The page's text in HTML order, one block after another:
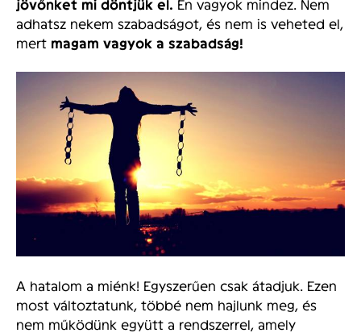
jövőnket mi döntjük el. Én vagyok mindez. Nem
adhatsz nekem szabadságot, és nem is veheted el,
mert magam vagyok a szabadság!
A hatalom a miénk! Egyszerűen csak átadjuk. Ezen
most változtatunk, többé nem hajlunk meg, és
nem működünk együtt a rendszerrel, amely